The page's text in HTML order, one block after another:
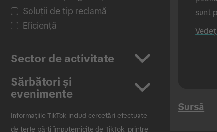
Soluții de tip reclamă
Eficiență
Sector de activitate
Aplicații
Auto
Produse de înfrumusețare și
îngrijire personală
Sărbători și
evenimente
Back to School
Black Friday
Informațiile TikTok includ cercetări efectuate
de terțe părți împuternicite de TikTok, printre
sunt
Sursă